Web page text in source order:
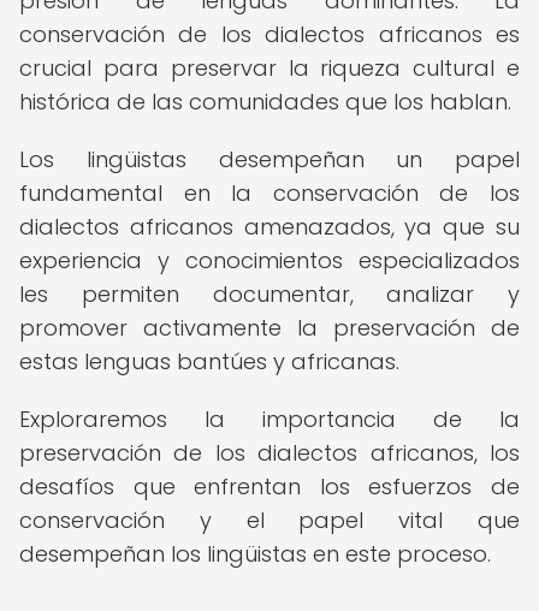
conservación de los dialectos africanos es
crucial para preservar la riqueza cultural e
histórica de las comunidades que los hablan.
Los lingüistas desempeñan un papel
fundamental en la conservación de los
dialectos africanos amenazados, ya que su
experiencia y conocimientos especializados
les permiten documentar, analizar y
promover activamente la preservación de
estas lenguas bantúes y africanas.
Exploraremos la importancia de la
preservación de los dialectos africanos, los
desafíos que enfrentan los esfuerzos de
conservación y el papel vital que
desempeñan los lingüistas en este proceso.